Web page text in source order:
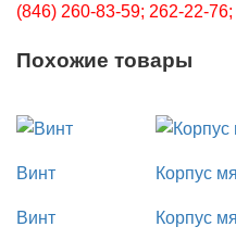
(846) 260-83-59; 262-22-76;
Похожие товары
Винт
Винт
Корпус
Корпус